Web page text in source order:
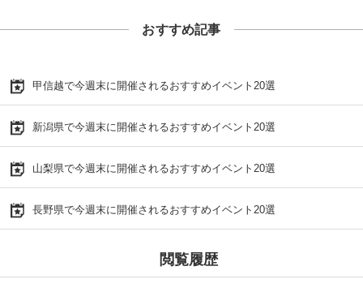
おすすめ記事
甲信越で今週末に開催されるおすすめイベント20選
新潟県で今週末に開催されるおすすめイベント20選
山梨県で今週末に開催されるおすすめイベント20選
長野県で今週末に開催されるおすすめイベント20選
閲覧履歴